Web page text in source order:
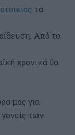
τα
Από το
χρονικά θα
μας για
των